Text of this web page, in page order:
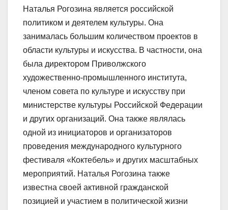
Наталья Рогозина является российской
политиком и деятелем культуры. Она
занималась большим количеством проектов в
области культуры и искусства. В частности, она
была директором Приволжского
художественно-промышленного института,
членом совета по культуре и искусству при
министерстве культуры Российской Федерации
и других организаций. Она также являлась
одной из инициаторов и организаторов
проведения международного культурного
фестиваля «Коктебель» и других масштабных
мероприятий. Наталья Рогозина также
известна своей активной гражданской
позицией и участием в политической жизни